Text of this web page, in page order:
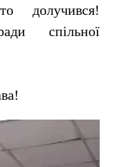
долучився!
спільної